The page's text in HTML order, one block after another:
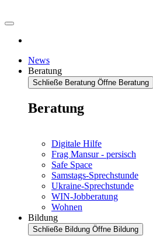
News
Beratung
Schließe Beratung Öffne Beratung
Beratung
Digitale Hilfe
Frag Mansur - persisch
Safe Space
Samstags-Sprechstunde
Ukraine-Sprechstunde
WIN-Jobberatung
Wohnen
Bildung
Schließe Bildung Öffne Bildung